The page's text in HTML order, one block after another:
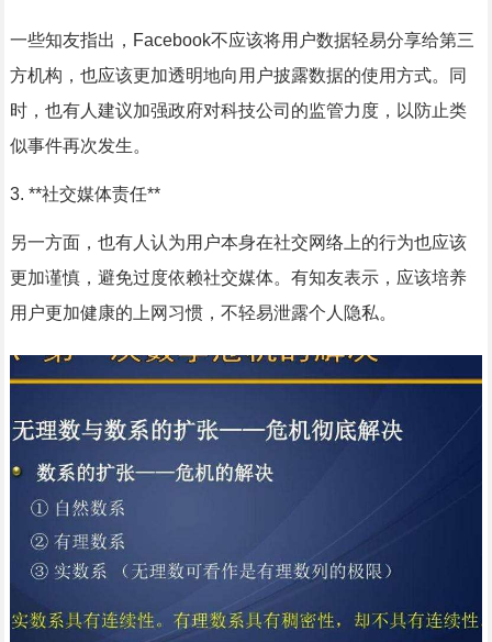
一些知友指出，Facebook不应该将用户数据轻易分享给第三
方机构，也应该更加透明地向用户披露数据的使用方式。同
时，也有人建议加强政府对科技公司的监管力度，以防止类
似事件再次发生。
3. **社交媒体责任**
另一方面，也有人认为用户本身在社交网络上的行为也应该
更加谨慎，避免过度依赖社交媒体。有知友表示，应该培养
用户更加健康的上网习惯，不轻易泄露个人隐私。